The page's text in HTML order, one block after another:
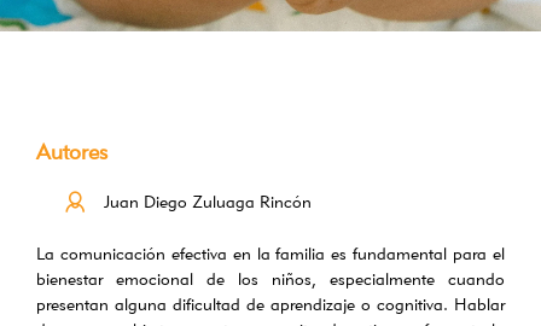
Autores
Juan Diego Zuluaga Rincón
La comunicación efectiva en la familia es fundamental para el
bienestar emocional de los niños, especialmente cuando
presentan alguna dificultad de aprendizaje o cognitiva. Hablar